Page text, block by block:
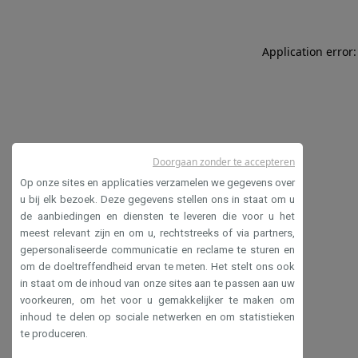
Application
Op onze sites en applicaties verzamelen we gegevens over
u bij elk bezoek. Deze gegevens stellen ons in staat om u
de aanbiedingen en diensten te leveren die voor u het
meest relevant zijn en om u, rechtstreeks of via partners,
gepersonaliseerde communicatie en reclame te sturen en
om de doeltreffendheid ervan te meten. Het stelt ons ook
in staat om de inhoud van onze sites aan te passen aan uw
voorkeuren, om het voor u gemakkelijker te maken om
inhoud te delen op sociale netwerken en om statistieken
te produceren.
Doorgaan zonder te accepteren